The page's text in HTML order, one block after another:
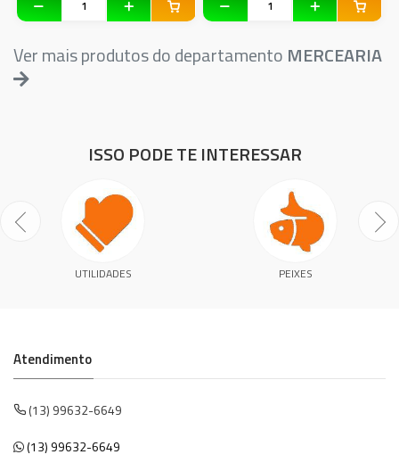
Ver mais produtos do departamento MERCEARIA
ISSO PODE TE INTERESSAR
UTILIDADES PEIXES
Atendimento
(13) 99632-6649
(13) 99632-6649